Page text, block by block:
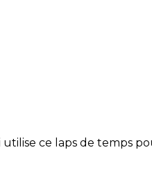
ce laps de temps